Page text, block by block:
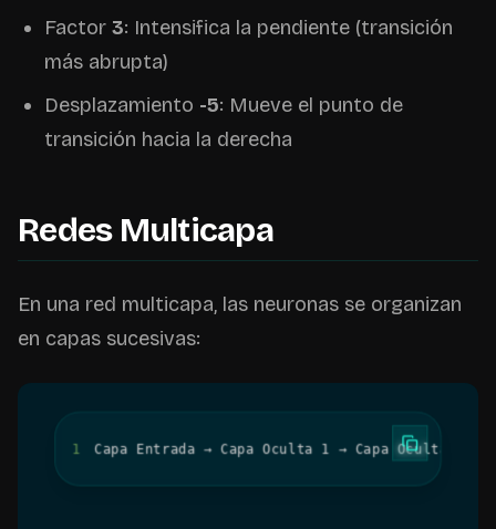
Factor 3: Intensifica la pendiente (transición
más abrupta)
Desplazamiento -5: Mueve el punto de
transición hacia la derecha
Redes Multicapa
En una red multicapa, las neuronas se organizan
en capas sucesivas:
1 Capa Entrada → Capa Oculta 1 → Capa Oculta 2 →